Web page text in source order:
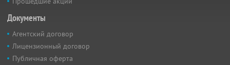
Документы
Агентский договор
Лицензионный договор
Публичная оферта